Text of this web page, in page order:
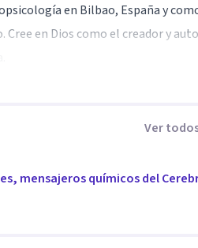
en Bilbao, España y
en Dios como el creador y
Ver
mensajeros químicos del